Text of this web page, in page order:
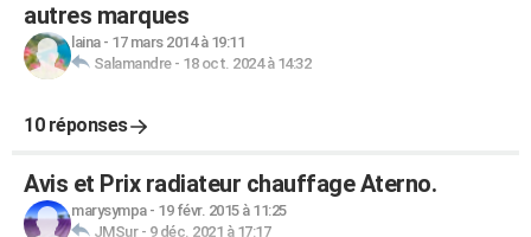
autres marques
laina- 17 mars 2014 à 19:11
Salamandre- 18 oct. 2024 à 14:32
10 réponses
Avis et Prix radiateur chauffage Aterno.
marysympa- 19 févr. 2015 à 11:25
JMSur- 9 déc. 2021 à 17:17